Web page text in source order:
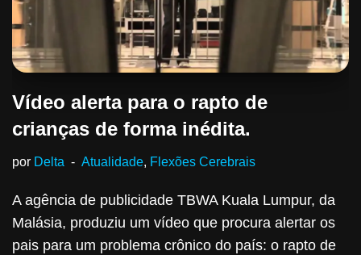
Vídeo alerta para o rapto de
crianças de forma inédita.
por Delta Atualidade, Flexões Cerebrais
A agência de publicidade TBWA Kuala Lumpur, da
Malásia, produziu um vídeo que procura alertar os
pais para um problema crônico do país: o rapto de